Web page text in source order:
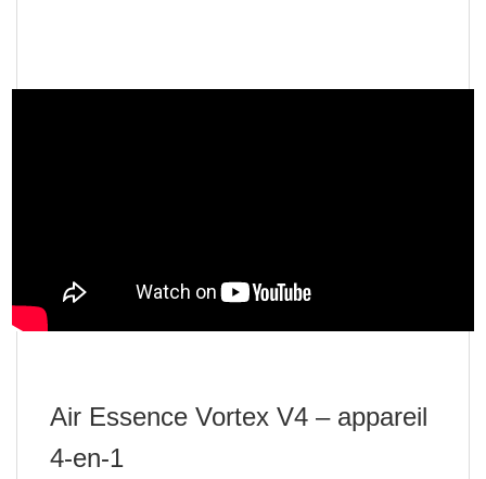
Air Essence Vortex V4 – appareil
4-en-1